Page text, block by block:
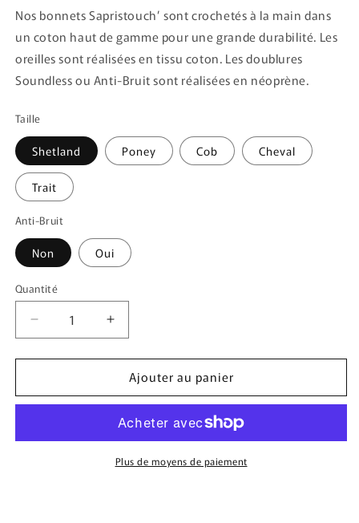
Nos bonnets Sapristouch’ sont crochetés à la main dans
un coton haut de gamme pour une grande durabilité. Les
oreilles sont réalisées en tissu coton. Les doublures
Soundless ou Anti-Bruit sont réalisées en néoprène.
Taille
Shetland Poney Cob Cheval
Trait
Anti-Bruit
Non Oui
Quantité
Quantité
Réduire
la
quantité
Bonnet
Perles
Augmenter
la
quantité
Bonnet
Long
Perles
Ajouter au panier
Plus de moyens de paiement